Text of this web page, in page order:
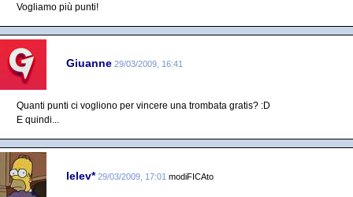
Vogliamo più punti!
Giuanne 29/03/2009, 16:41
Quanti punti ci vogliono per vincere una trombata gratis? :D
E quindi...
lelev* 29/03/2009, 17:01 modiFICAto